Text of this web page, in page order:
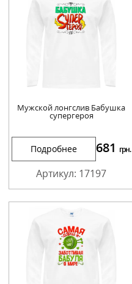
Мужской лонгслив Бабушка
супергероя
Подробнее 681 грн.
Артикул: 17197